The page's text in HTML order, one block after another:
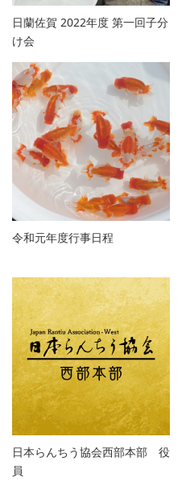
日蘭佐賀 2022年度 第一回子分
け会
令和元年度行事日程
日本らんちう協会西部本部 役
員